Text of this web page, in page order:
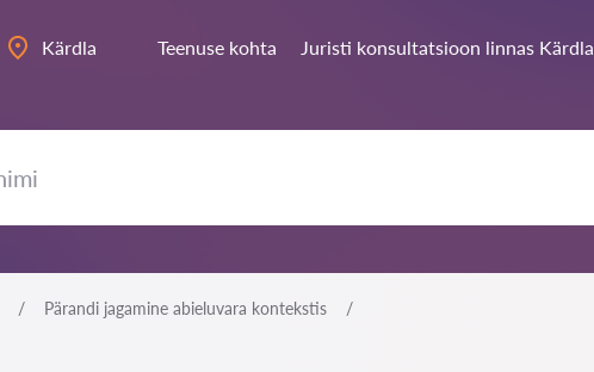
Kärdla Teenuse kohta Juristi konsultatsioon linnas Kärdla
Pärandi jagamine abieluvara kontekstis